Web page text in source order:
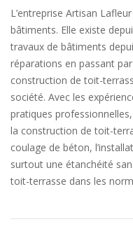
L’entreprise Artisan
bâtiments. Elle existe
travaux de bâtiments
réparations en passant
construction de toit-
société. Avec les
pratiques
la construction de toit-
coulage de béton,
surtout une étanchéité
toit-terrasse dans les